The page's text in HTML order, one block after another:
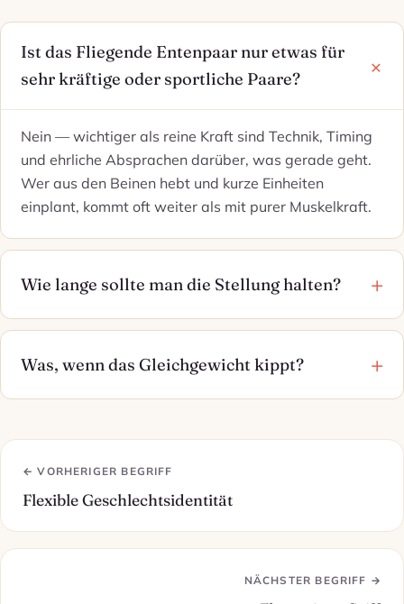
Ist das Fliegende Entenpaar nur etwas für
sehr kräftige oder sportliche Paare?
Nein — wichtiger als reine Kraft sind Technik, Timing
und ehrliche Absprachen darüber, was gerade geht.
Wer aus den Beinen hebt und kurze Einheiten
einplant, kommt oft weiter als mit purer Muskelkraft.
Wie lange sollte man die Stellung halten?
Was, wenn das Gleichgewicht kippt?
← VORHERIGER BEGRIFF
Flexible Geschlechtsidentität
NÄCHSTER BEGRIFF →